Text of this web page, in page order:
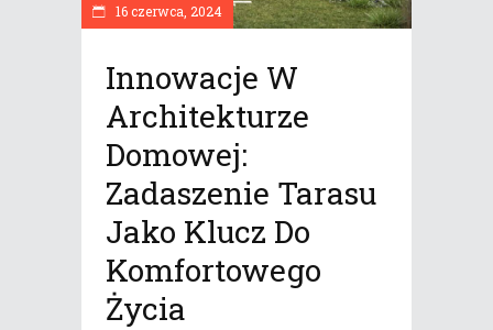
16 czerwca, 2024
Innowacje W
Architekturze
Domowej:
Zadaszenie Tarasu
Jako Klucz Do
Komfortowego
Życia